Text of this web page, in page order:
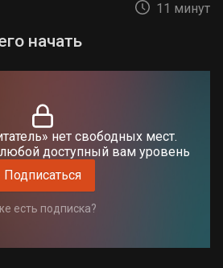
11 минут
начать
нет свободных мест.
доступный вам уровень
Подписаться
есть подписка?